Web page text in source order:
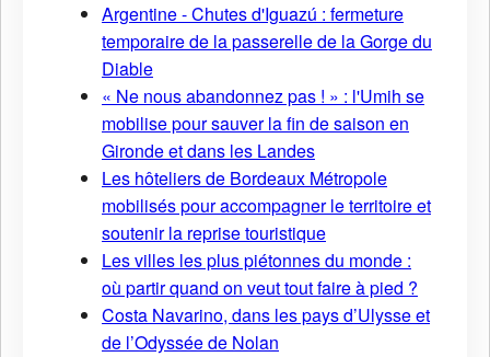
Argentine - Chutes d'Iguazú : fermeture
temporaire de la passerelle de la Gorge du
Diable
« Ne nous abandonnez pas ! » : l'Umih se
mobilise pour sauver la fin de saison en
Gironde et dans les Landes
Les hôteliers de Bordeaux Métropole
mobilisés pour accompagner le territoire et
soutenir la reprise touristique
Les villes les plus piétonnes du monde :
où partir quand on veut tout faire à pied ?
Costa Navarino, dans les pays d’Ulysse et
de l’Odyssée de Nolan